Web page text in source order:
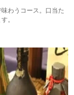
わうコース。口当た
。